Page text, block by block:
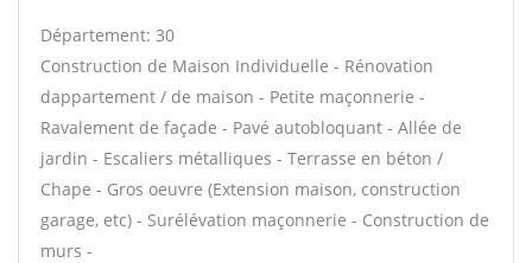
Département: 30
Construction de Maison Individuelle - Rénovation
dappartement / de maison - Petite maçonnerie -
Ravalement de façade - Pavé autobloquant - Allée de
jardin - Escaliers métalliques - Terrasse en béton /
Chape - Gros oeuvre (Extension maison, construction
garage, etc) - Surélévation maçonnerie - Construction de
murs -